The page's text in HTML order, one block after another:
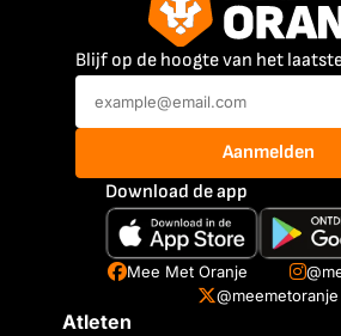
Blijf op de hoogte van het
Aanmelden
Download de app
Mee Met Oranje
@meemetoranje
Atleten